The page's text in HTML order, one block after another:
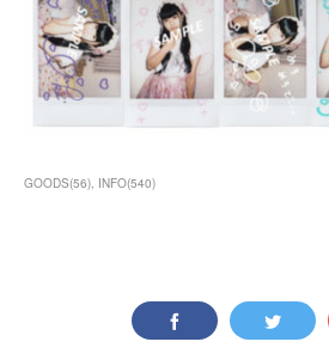
GOODS(56) INFO(540)